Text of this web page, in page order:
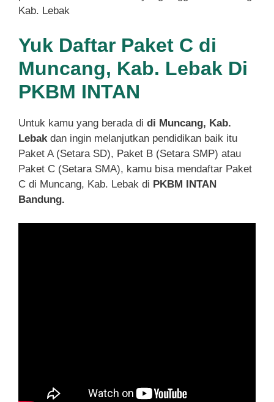
Kab. Lebak
Yuk Daftar Paket C di
Muncang, Kab. Lebak Di
PKBM INTAN
Untuk kamu yang berada di di Muncang, Kab.
Lebakdan ingin melanjutkan pendidikan baik itu
Paket A (Setara SD), Paket B (Setara SMP) atau
Paket C (Setara SMA), kamu bisa mendaftar Paket
C di Muncang, Kab. Lebak di PKBM INTAN
Bandung.